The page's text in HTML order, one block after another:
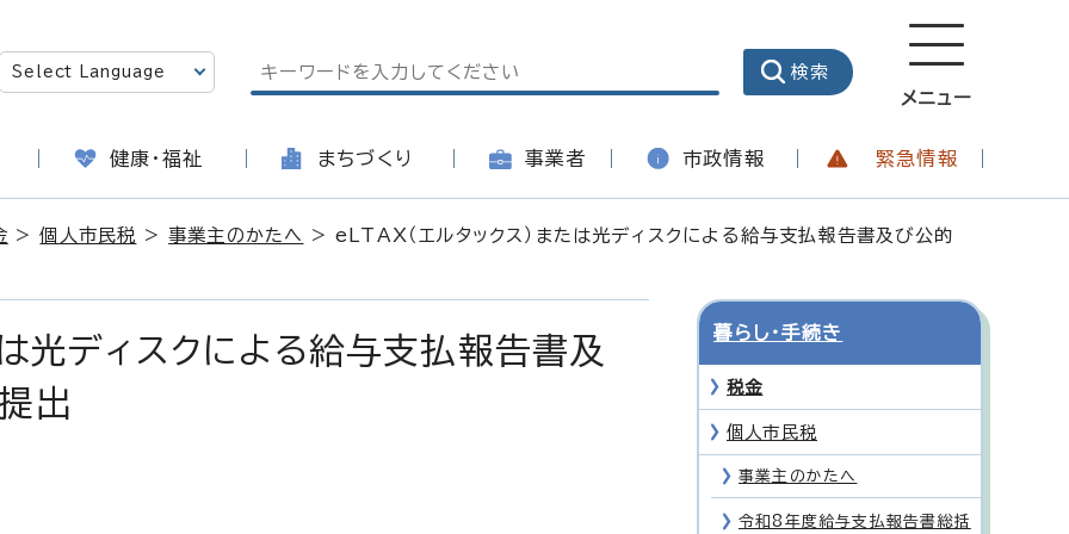
メニュー
健康・福祉 まちづくり 事業者 市政情報 緊急情報
>個人市民税 >事業主のかたへ > eLTAX（エルタックス）または光ディスクによる給与支払報告書及び公的
光ディスクによる給与支払報告書及
出
暮らし・手続き
税金
個人市民税
事業主のかたへ
令和8年度給与支払報告書総括